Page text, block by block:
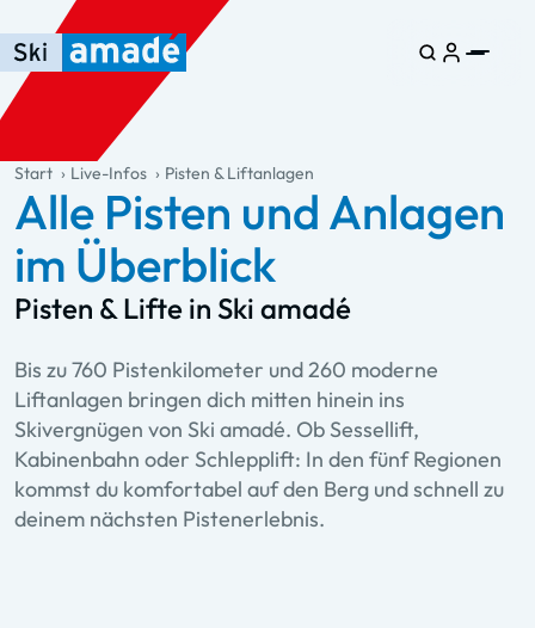
Zum Haupt-Inhalt springen
Springe zur Tabelle
Zur Haupt-Navigation springen
general.table-of-content
Start Live-Infos Pisten & Liftanlagen
Alle Pisten und Anlagen
im Überblick
Pisten & Lifte in Ski amadé
Bis zu 760 Pistenkilometer und 260 moderne
Liftanlagen bringen dich mitten hinein ins
Skivergnügen von Ski amadé. Ob Sessellift,
Kabinenbahn oder Schlepplift: In den fünf Regionen
kommst du komfortabel auf den Berg und schnell zu
deinem nächsten Pistenerlebnis.